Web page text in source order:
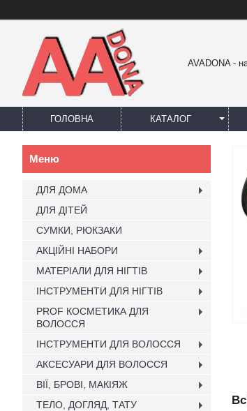
AVADONA -
ГОЛОВНА КАТАЛОГ
ДЛЯ ДОМА
ДЛЯ ДІТЕЙ
СУМКИ, РЮКЗАКИ
АКЦІЙНІ НАБОРИ
МАТЕРІАЛИ ДЛЯ НІГТІВ
ІНСТРУМЕНТИ ДЛЯ НІГТІВ
PROF КОСМЕТИКА ДЛЯ
ВОЛОССЯ
ІНСТРУМЕНТИ ДЛЯ ВОЛОССЯ
АКСЕСУАРИ ДЛЯ ВОЛОССЯ
ВІЇ, БРОВІ, МАКІЯЖ
ТЕЛО, ДОГЛЯД, ТАТУ